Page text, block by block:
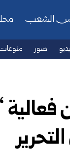
الشعب
صور